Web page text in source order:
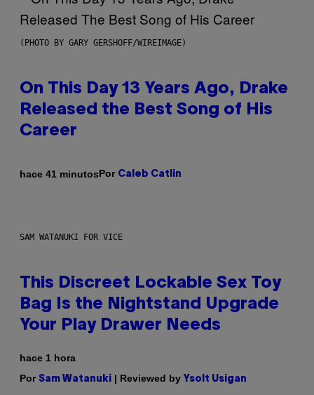
(PHOTO BY GARY GERSHOFF/WIREIMAGE)
On This Day 13 Years Ago, Drake
Released the Best Song of His
Career
hace 41 minutosPor Caleb Catlin
SAM WATANUKI FOR VICE
This Discreet Lockable Sex Toy
Bag Is the Nightstand Upgrade
Your Play Drawer Needs
hace 1 hora
Por Sam Watanuki | Reviewed by Ysolt Usigan